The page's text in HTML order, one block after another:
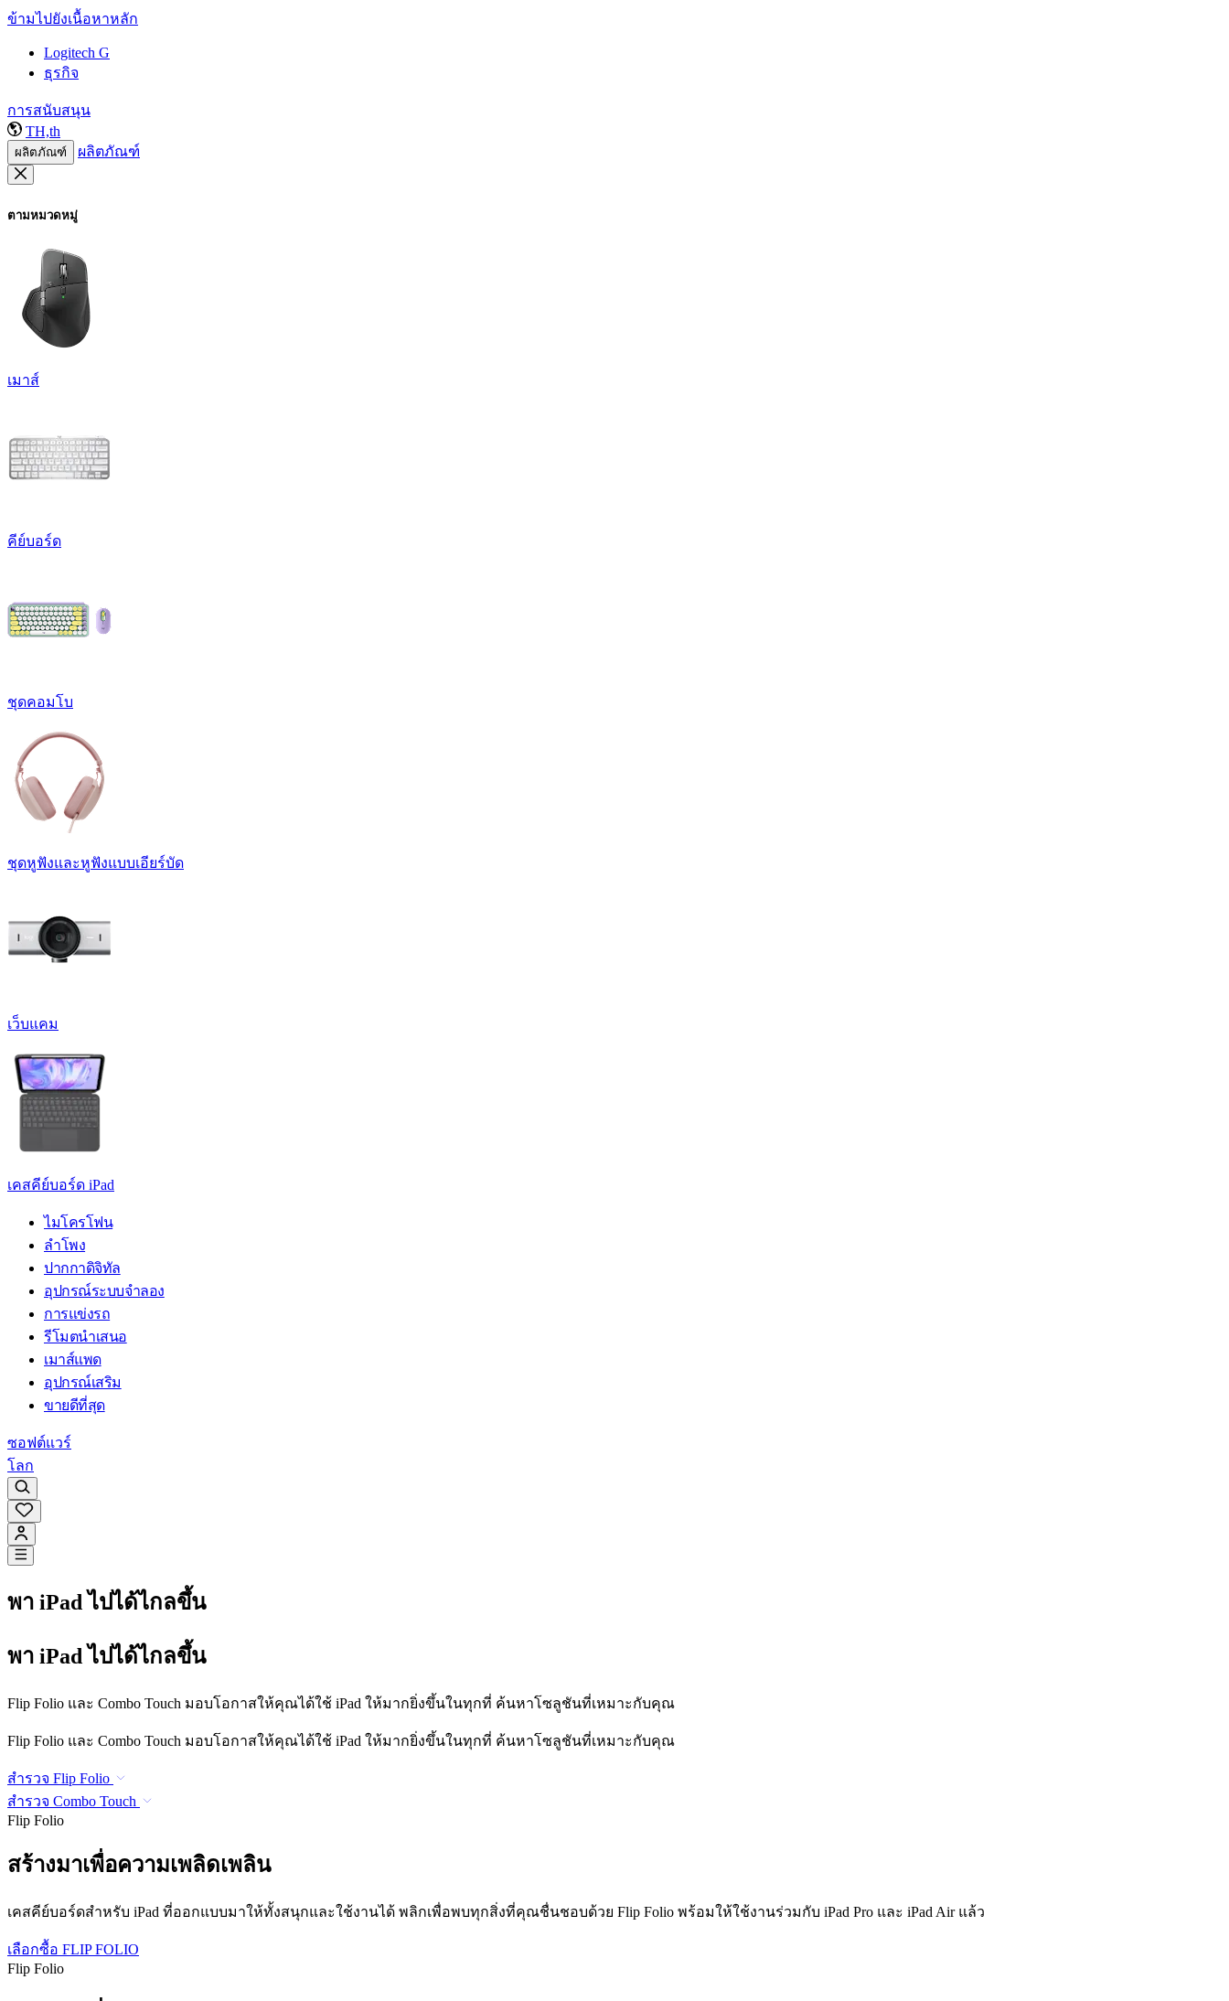
ข้ามไปยังเนื้อหาหลัก
Logitech G
ธุรกิจ
การสนับสนุน
TH,th
ผลิตภัณฑ์ ผลิตภัณฑ์
ตามหมวดหมู่
เมาส์
คีย์บอร์ด
ชุดคอมโบ
ชุดหูฟังและหูฟังแบบเอียร์บัด
เว็บแคม
เคสคีย์บอร์ด iPad
ไมโครโฟน
ลำโพง
ปากกาดิจิทัล
อุปกรณ์ระบบจำลอง
การแข่งรถ
รีโมตนำเสนอ
เมาส์แพด
อุปกรณ์เสริม
ขายดีที่สุด
ซอฟต์แวร์
โลก
พา iPad ไปได้ไกลขึ้น
พา iPad ไปได้ไกลขึ้น
Flip Folio และ Combo Touch มอบโอกาสให้คุณได้ใช้ iPad ให้มากยิ่งขึ้นในทุกที่ ค้นหาโซลูชันที่เหมาะกับคุณ
Flip Folio และ Combo Touch มอบโอกาสให้คุณได้ใช้ iPad ให้มากยิ่งขึ้นในทุกที่ ค้นหาโซลูชันที่เหมาะกับคุณ
สำรวจ Flip Folio
สำรวจ Combo Touch
Flip Folio
สร้างมาเพื่อความเพลิดเพลิน
เคสคีย์บอร์ดสำหรับ iPad ที่ออกแบบมาให้ทั้งสนุกและใช้งานได้ พลิกเพื่อพบทุกสิ่งที่คุณชื่นชอบด้วย Flip Folio พร้อมให้ใช้งานร่วมกับ iPad Pro และ iPad Air แล้ว
เลือกซื้อ FLIP FOLIO
Flip Folio